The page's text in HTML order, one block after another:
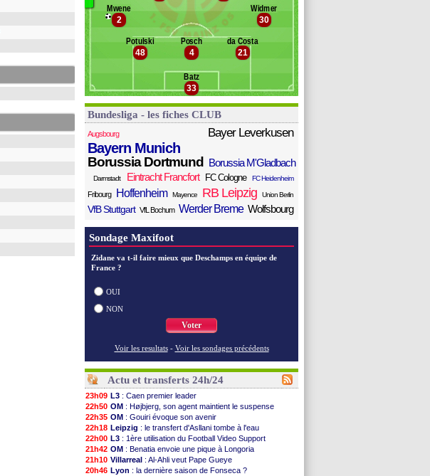
Kawasaki
Sieb
Maloney
33
Batz
21
da Costa
4
Posch
48
Potulski
30
Widmer
2
Mwene
Bundesliga - les fiches CLUB
Augsbourg Bayer Leverkusen
Bayern Munich
Borussia Dortmund Borussia M'Gladbach
Darmstadt Eintracht Francfort FC Cologne FC Heidenheim
Fribourg Hoffenheim Mayence RB Leipzig Union Berlin
VfB Stuttgart VfL Bochum Werder Breme Wolfsbourg
Sondage Maxifoot
Zidane va t-il faire mieux que Deschamps en équipe de
France ?
OUI
NON
Voter
Voir les resultats - Voir les sondages précédents
Actu et transferts 24h/24
23h09 L3 : Caen premier leader
22h50 OM : Højbjerg, son agent maintient le suspense
22h35 OM : Gouiri évoque son avenir
22h18 Leipzig : le transfert d'Asllani tombe à l'eau
22h00 L3 : 1ère utilisation du Football Video Support
21h42 OM : Benatia envoie une pique à Longoria
21h10 Villarreal : Al-Ahli veut Pape Gueye
20h46 Lyon : la dernière saison de Fonseca ?